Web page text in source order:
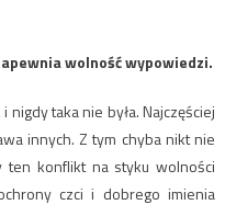
wolność wypowiedzi.
taka nie była. Najczęściej
innych. Z tym chyba nikt nie
ten konflikt na styku wolności
czci i dobrego imienia